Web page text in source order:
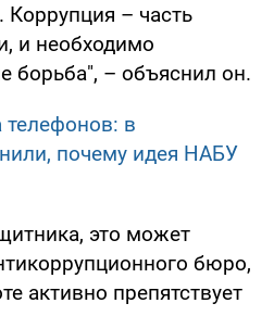
Коррупция – часть
и необходимо
борьба", – объяснил он.
в
почему идея НАБУ
это может
бюро,
активно препятствует